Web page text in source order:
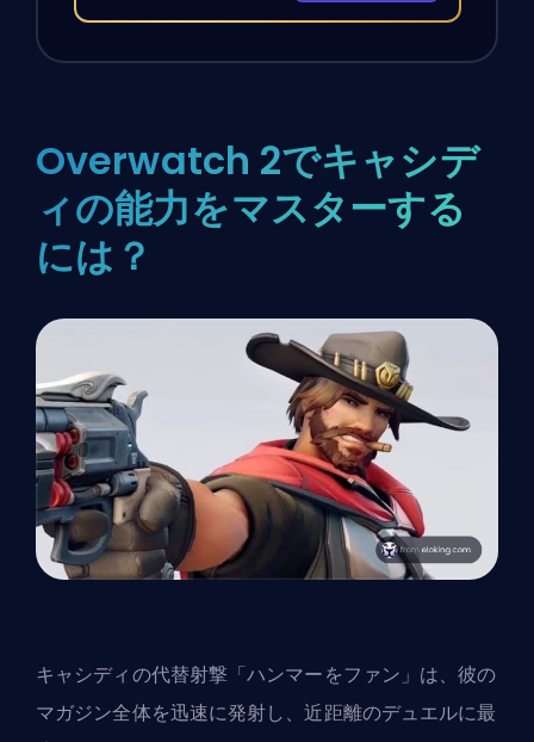
Overwatch 2でキャシデ
ィの能力をマスターする
には？
キャシディの代替射撃「ハンマーをファン」は、彼の
マガジン全体を迅速に発射し、近距離のデュエルに最